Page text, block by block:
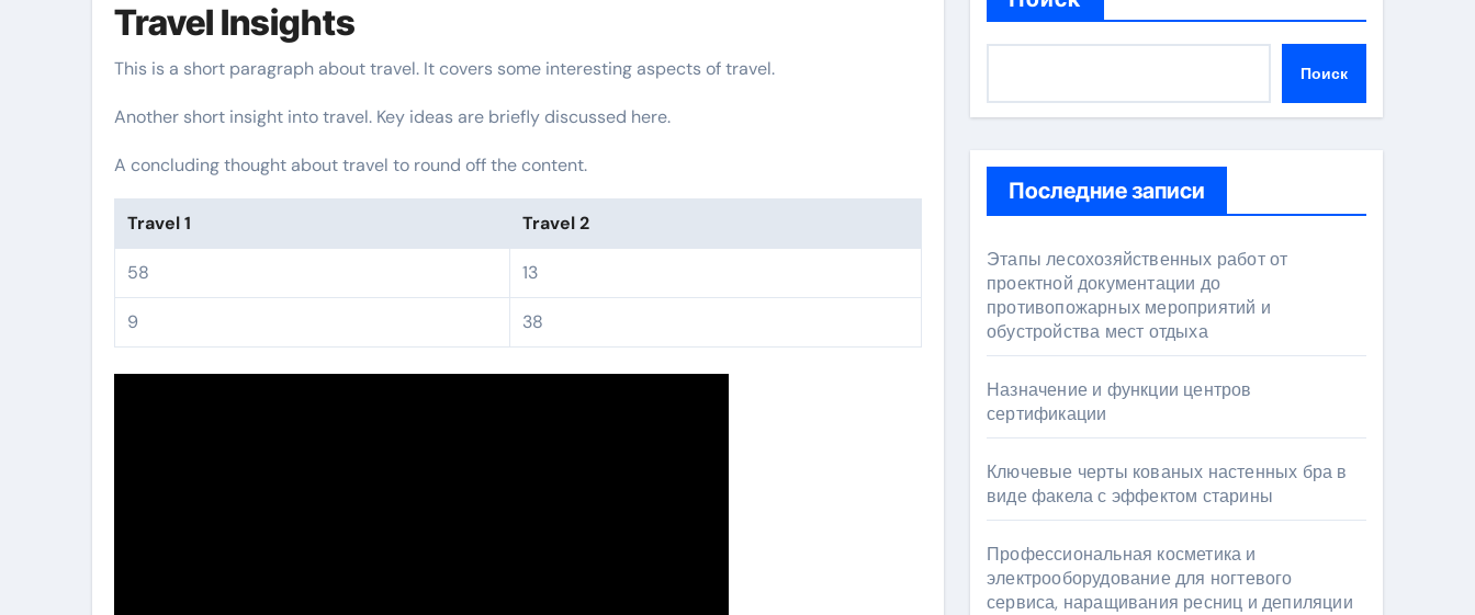
Travel Insights
This is a short paragraph about travel. It covers some interesting aspects of travel.
Another short insight into travel. Key ideas are briefly discussed here.
A concluding thought about travel to round off the content.
Travel 1 Travel 2
58 13
9 38
Поиск
Последние записи
Этапы лесохозяйственных работ от
проектной документации до
противопожарных мероприятий и
обустройства мест отдыха
Назначение и функции центров
сертификации
Ключевые черты кованых настенных бра в
виде факела с эффектом старины
Профессиональная косметика и
электрооборудование для ногтевого
сервиса, наращивания ресниц и депиляции